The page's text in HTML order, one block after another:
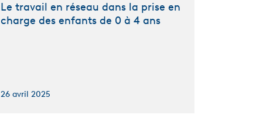
Le travail en réseau dans la prise en
charge des enfants de 0 à 4 ans
26 avril 2025